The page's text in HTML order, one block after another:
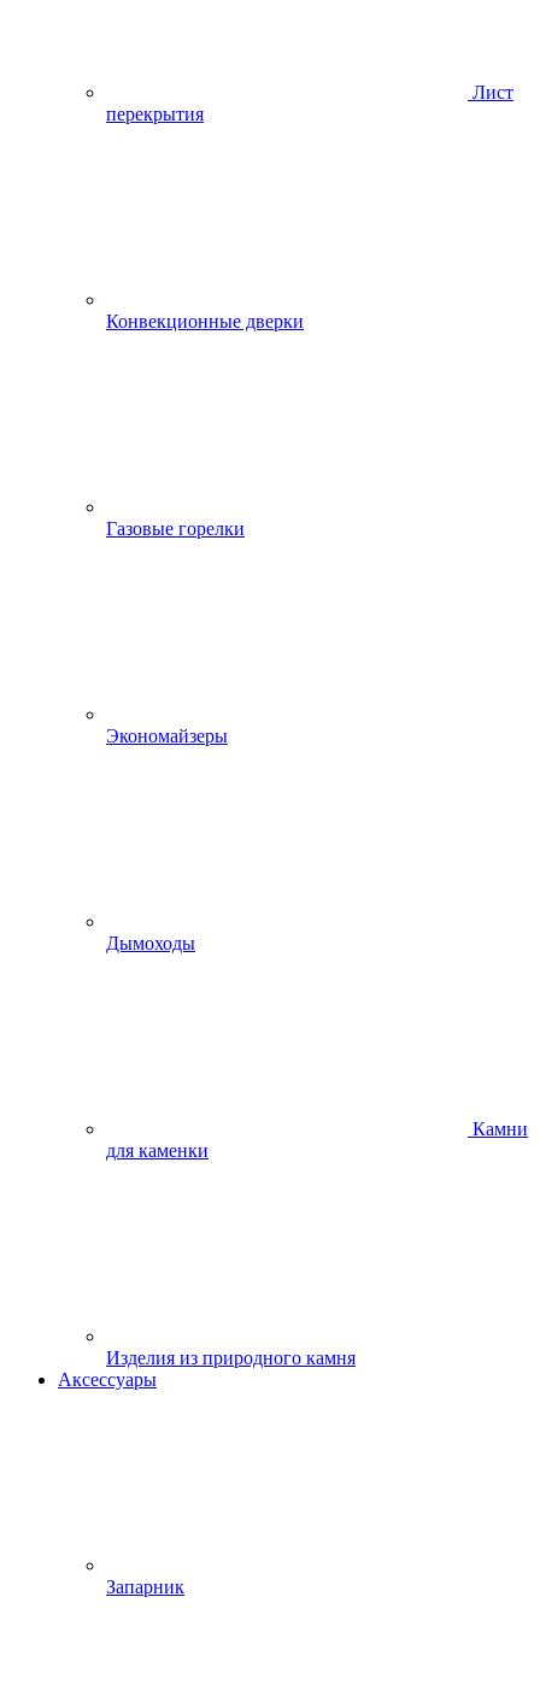
Лист
перекрытия
Конвекционные дверки
Газовые горелки
Экономайзеры
Дымоходы
Камни
для каменки
Изделия из природного камня
Аксессуары
Запарник